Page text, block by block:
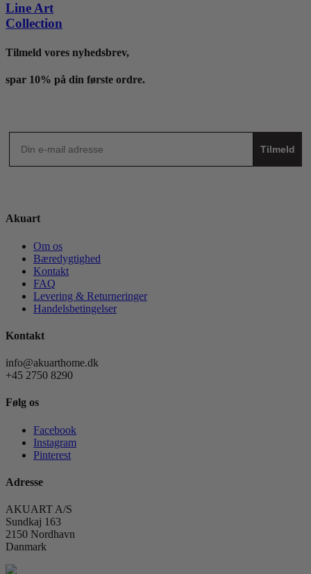
Line Art
Collection
Tilmeld vores nyhedsbrev,
spar 10% på din første ordre.
Tilmeld
Akuart
Om os
Bæredygtighed
Kontakt
FAQ
Levering & Returneringer
Handelsbetingelser
Kontakt
info@akuarthome.dk
+45 2750 8290
Følg os
Facebook
Instagram
Pinterest
Adresse
AKUART A/S
Sundkaj 163
2150 Nordhavn
Danmark